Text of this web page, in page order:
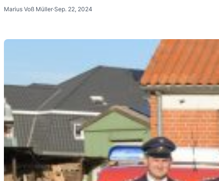
Marius Voß Müller·Sep. 22, 2024